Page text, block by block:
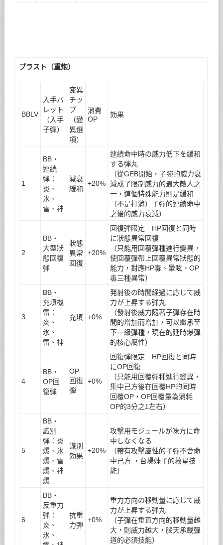
ブラスト（重炮）
BBLV
入手バ
レット
（入手
子彈）
変異
チッ
プ
（變
異選
項）
消費
OP
効果
1
BB・
連続
弾：
炎、
氷、
雷、神
減衰
緩和
+20%
連続命中時の威力低下を緩和
する弾丸
（從GEB開始，子彈的威力衰
減成了限制威力的最大敵人之
一，這個特殊能力則是緩和
（不是打消）子彈的連續命中
之後的威力衰減）
2
BB・
大型狀
態回復
弾
狀態
異常
回復
+20%
回復弾限定 HP回復と同時
に狀態異常回復
（只能用回覆彈種進行變異，
使回覆彈帶上回覆異常狀態的
能力，對應HP毒、暈眩、OP
毒三種異常）
3
BB・
充填機
雷：
炎、
氷、
雷、神
充填 +0%
発射後の時間経過に応じて威
力が上昇する弾丸
（發射後威力隨著子彈存在時
間的增加而增加，可以繼承至
下一級彈種，現在的延時爆彈
的核心屬性）
4
BB・
OP回
復弾
OP
回復
弾
+0%
回復弾限定 HP回復と同時
にOP回復
（只能用回覆彈種進行變異，
集中己方後在回覆HP的同時
回覆OP，OP回覆量為消耗
OP的3分之1左右）
5
BB・
識別
弾：炎
爆、氷
爆、雷
爆、神
爆
識別
効果
+20%
攻撃用モジュールが味方に命
中しなくなる
（帶有攻擊屬性的子彈不會命
中己方 ，台場妹子的救星技
能）
6
BB・
反重力
弾：
炎、
氷、
抗重
力弾
+0%
重力方向の移動量に応じて威
力が上昇する弾丸
（子彈在垂直方向的移動量越
大，則威力越大，腦天承載彈
道的必須技能）